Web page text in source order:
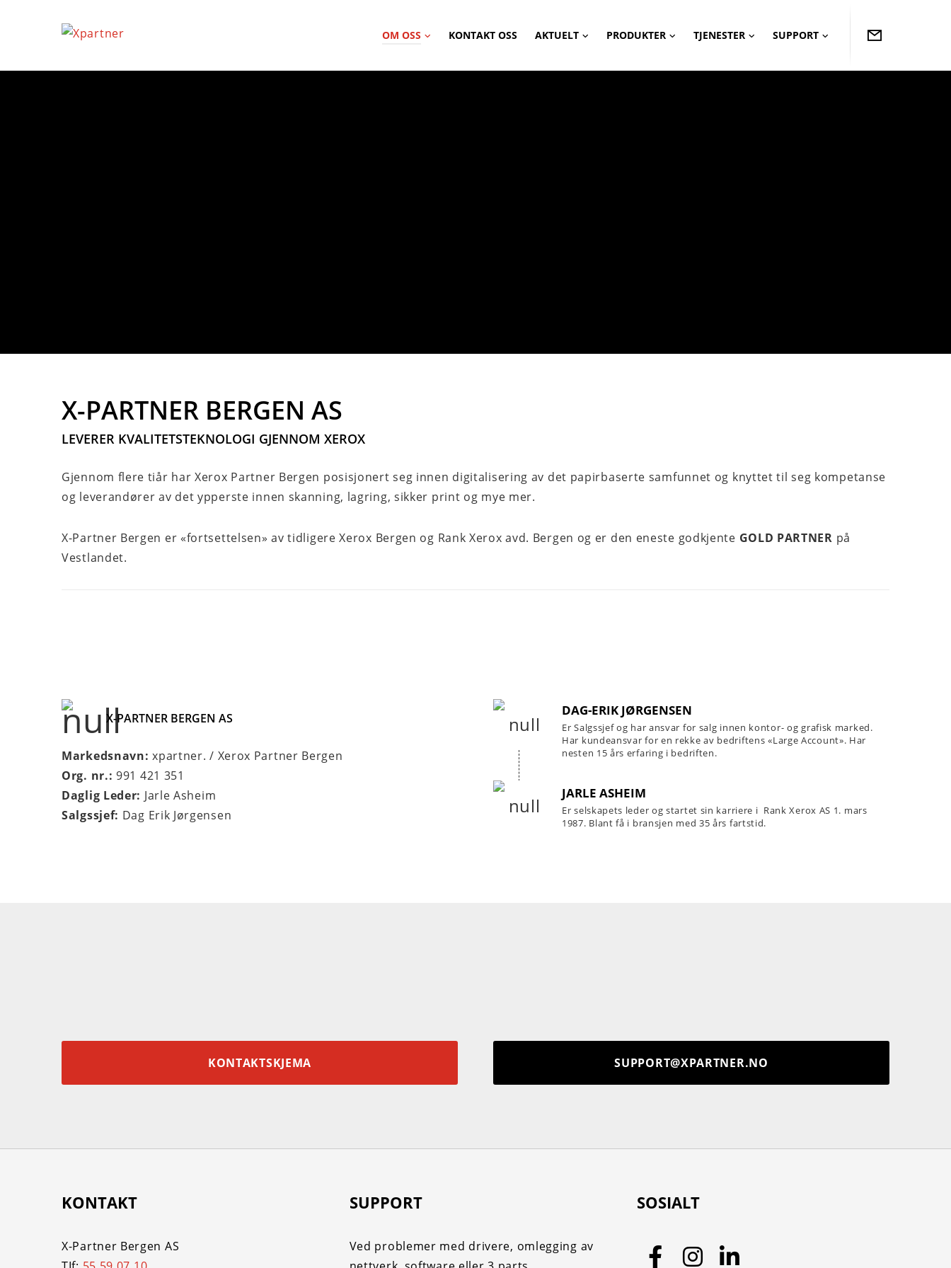
OM OSS KONTAKT OSS AKTUELT PRODUKTER TJENESTER SUPPORT
X-PARTNER BERGEN AS
LEVERER KVALITETSTEKNOLOGI GJENNOM XEROX
Gjennom flere tiår har Xerox Partner Bergen posisjonert seg innen digitalisering av det papirbaserte samfunnet og knyttet til seg kompetanse
og leverandører av det ypperste innen skanning, lagring, sikker print og mye mer.
X-Partner Bergen er «fortsettelsen» av tidligere Xerox Bergen og Rank Xerox avd. Bergen og er den eneste godkjente GOLD PARTNER på
Vestlandet.
X-PARTNER BERGEN AS
Markedsnavn: xpartner. / Xerox Partner Bergen
Org. nr.: 991 421 351
Daglig Leder: Jarle Asheim
Salgssjef: Dag Erik Jørgensen
DAG-ERIK JØRGENSEN
Er Salgssjef og har ansvar for salg innen kontor- og grafisk marked.
Har kundeansvar for en rekke av bedriftens «Large Account». Har
nesten 15 års erfaring i bedriften.
JARLE ASHEIM
Er selskapets leder og startet sin karriere i Rank Xerox AS 1. mars
1987. Blant få i bransjen med 35 års fartstid.
KONTAKTSKJEMA SUPPORT@XPARTNER.NO
KONTAKT
X-Partner Bergen AS
SUPPORT
Ved problemer med drivere, omlegging av
SOSIALT
Facebook